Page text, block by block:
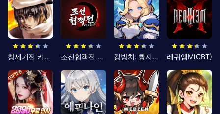
창세기전 키우기 조선협객전 클래식 킹방치: 빵지의 제왕 레퀴엠M(CBT)